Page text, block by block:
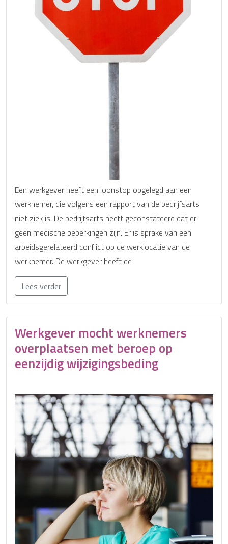
Een werkgever heeft een loonstop opgelegd aan een
werknemer, die volgens een rapport van de bedrijfsarts
niet ziek is. De bedrijfsarts heeft geconstateerd dat er
geen medische beperkingen zijn. Er is sprake van een
arbeidsgerelateerd conflict op de werklocatie van de
werknemer. De werkgever heeft de
Lees verder
Werkgever mocht werknemers
overplaatsen met beroep op
eenzijdig wijzigingsbeding